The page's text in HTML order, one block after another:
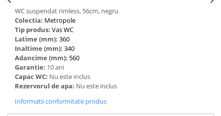
WC suspendat rimless, 56cm, negru
Colectia: Metropole
Tip produs: Vas WC
Latime (mm): 360
Inaltime (mm): 340
Adancime (mm): 560
Garantie: 10 ani
Capac WC: Nu este inclus
Rezervorul de apa: Nu este inclus
Informatii conformitate produs